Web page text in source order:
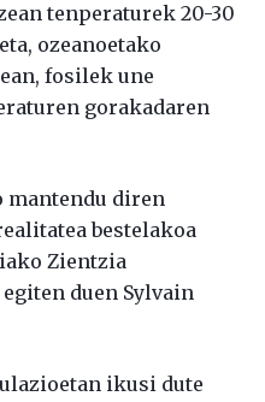
tenperaturek 20-30
ozeanoetako
fosilek une
gorakadaren
mantendu diren
bestelakoa
Zientzia
duen Sylvain
ikusi dute